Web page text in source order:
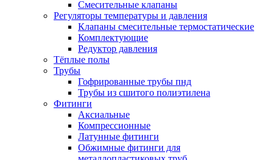
Смесительные клапаны
Регуляторы температуры и давления
Клапаны смесительные термостатические
Комплектующие
Редуктор давления
Тёплые полы
Трубы
Гофрированные трубы пнд
Трубы из сшитого полиэтилена
Фитинги
Аксиальные
Компрессионные
Латунные фитинги
Обжимные фитинги для